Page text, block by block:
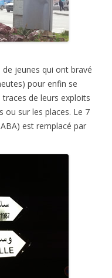
jeunes qui ont bravé
pour enfin se
de leurs exploits
ou sur les places. Le 7
est remplacé par